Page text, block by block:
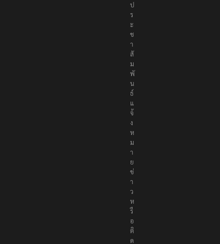
ป
ร
ะ
ช
า
สั
ม
พั
น
ธ์
แ
จ้
ง
ห
ม
า
ย
ข่
า
ว
ห
รื
อ
ติ
ด